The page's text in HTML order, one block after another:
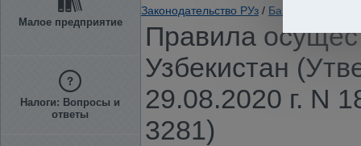
Малое предприятие
Налоги: Вопросы и
ответы
Законодательство РУз / Банки.
Правила
Узбекистан
29.08.2020 г. N
3281)